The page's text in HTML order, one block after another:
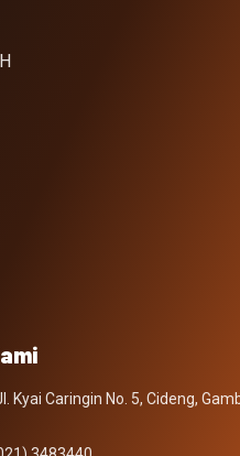
Kyai Caringin No. 5, Cideng,